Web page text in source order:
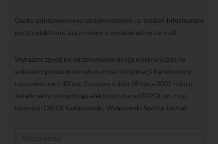
Osoby zainteresowane otrzymywaniem co tydzień Informatora
pocztą elektroniczną prosimy o podanie adresu e-mail:
Wyrażam zgodę na otrzymywanie drogą elektroniczną na
wskazany przeze mnie adres e-mail informacji handlowej w
rozumieniu art. 10 ust. 1 ustawy z dnia 18 lipca 2002 roku o
świadczeniu usług drogą elektroniczną od DIPOL sp. z o.o.
(dawniej: DIPOL Gołaszewski, Waśniowski Spółka Jawna)